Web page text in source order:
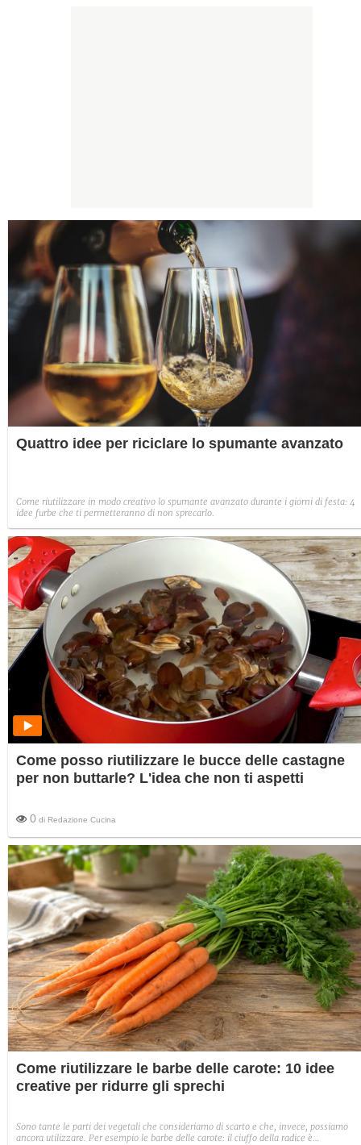
Quattro idee per riciclare lo spumante avanzato
Come riutilizzare in modo creativo lo spumante avanzato durante i giorni di festa: 4
idee furbe che ti permetteranno di non sprecarlo.
Come posso riutilizzare le bucce delle castagne
per non buttarle? L'idea che non ti aspetti
0 di Redazione Cucina
Come riutilizzare le barbe delle carote: 10 idee
creative per ridurre gli sprechi
Sono tante le parti dei vegetali che consideriamo di scarto e che, invece, possiamo
ancora utilizzare. Per esempio le barbe delle carote: il ciuffo della radice è